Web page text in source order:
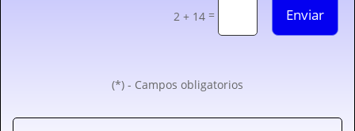
2 + 14 = Enviar
(*) - Campos obligatorios